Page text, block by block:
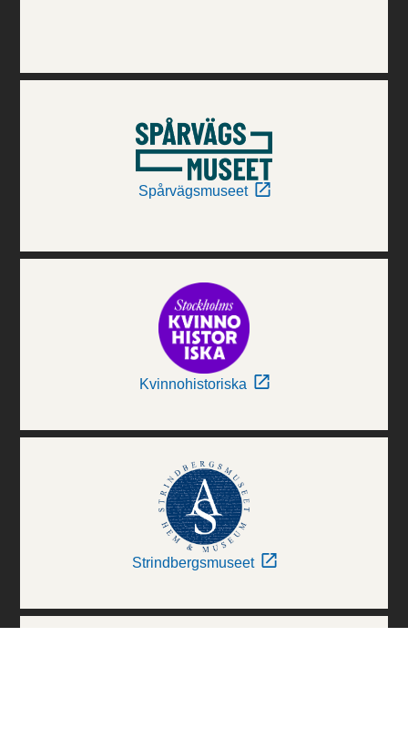
Spårvägsmuseet
Kvinnohistoriska
Strindbergsmuseet